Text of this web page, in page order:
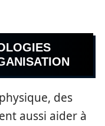
des
aussi aider à